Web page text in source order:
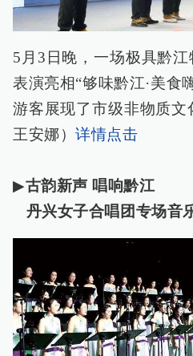
5月3日晚，一场极具黔
表演亮相“够味黔江·美食
游客展现了市级非物质
王安娜）详情点击
▶古韵新声 唱响黔江
丹兴女子合唱团专场音